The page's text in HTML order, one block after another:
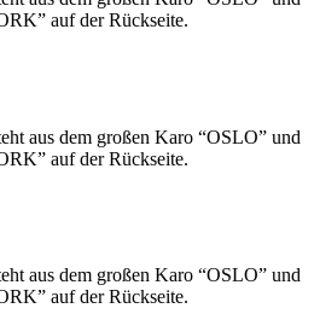
auf der Rückseite.
aus dem großen Karo “OSLO” und
auf der Rückseite.
aus dem großen Karo “OSLO” und
auf der Rückseite.